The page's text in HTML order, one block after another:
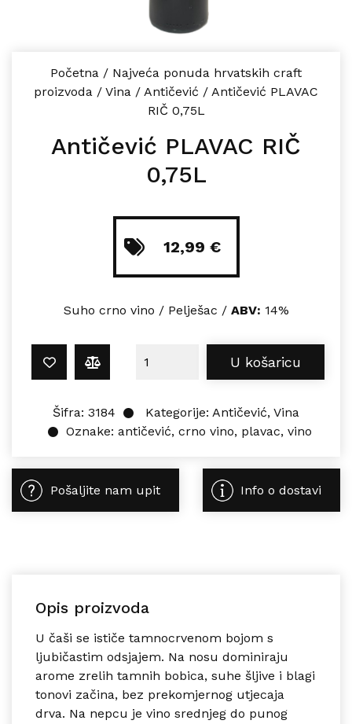
Početna / Najveća ponuda hrvatskih craft
proizvoda / Vina / Antičević / Antičević PLAVAC
RIČ 0,75L
Antičević PLAVAC RIČ
0,75L
12,99 €
Suho crno vino / Pelješac / ABV: 14%
Antičević PLAVAC RIČ 0,75L
U košaricu
Šifra: 3184 Kategorije: Antičević, Vina
Oznake: antičević, crno vino, plavac, vino
Pošaljite nam upit Info o dostavi
Opis proizvoda
U čaši se ističe tamnocrvenom bojom s
ljubičastim odsjajem. Na nosu dominiraju
arome zrelih tamnih bobica, suhe šljive i blagi
tonovi začina, bez prekomjernog utjecaja
drva. Na nepcu je vino srednjeg do punog